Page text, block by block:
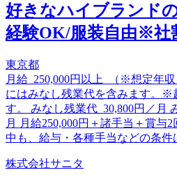
好きなハイブランド
経験OK/服装自由※社
東京都
月給 250,000円以上 （※想定年
にはみなし残業代を含みます。※
す。 みなし残業代 30,800円／月
月 月給250,000円＋諸手当＋賞与
中も、給与・各種手当などの条件
株式会社サニタ